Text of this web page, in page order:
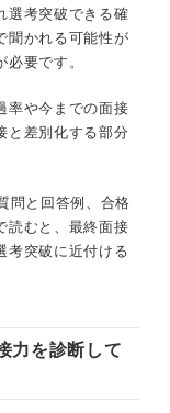
性を持たせて伝
る
は避ける
選考突破できる確
聞かれる可能性が
要です。
率や今までの面接
と差別化する部分
問と回答例、合格
読むと、最終面接
考突破に近付ける
力を診断して
多い
最終面接で聞か